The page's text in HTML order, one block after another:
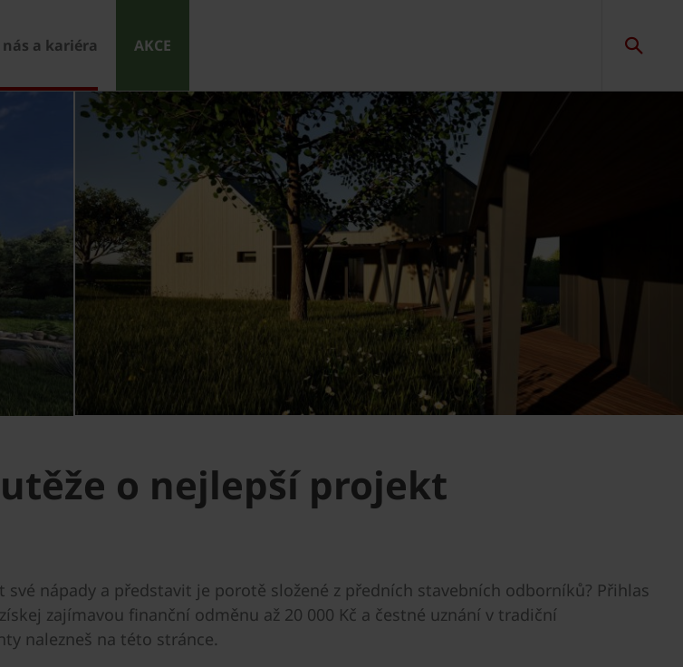
nás a kariéra AKCE
o nejlepší projekt
nápady a představit je porotě složené z předních stavebních odborníků? Přihlas
zajímavou finanční odměnu až 20 000 Kč a čestné uznání v tradiční
nalezneš na této stránce.